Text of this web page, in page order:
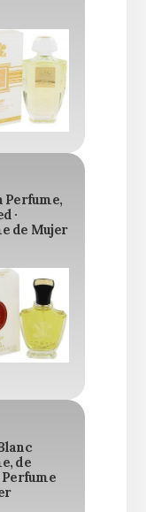
Perfume,
·
de Mujer
de
Perfume